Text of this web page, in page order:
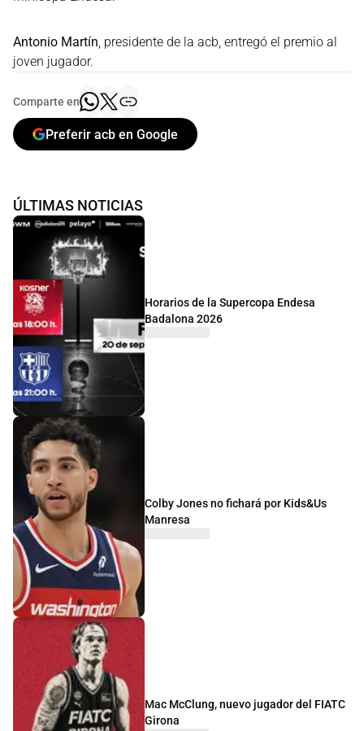
Antonio Martín, presidente de la acb, entregó el premio al
joven jugador.
Comparte en
Preferir acb en Google
ÚLTIMAS NOTICIAS
Horarios de la Supercopa Endesa
Badalona 2026
Colby Jones no fichará por Kids&Us
Manresa
Mac McClung, nuevo jugador del FIATC
Girona